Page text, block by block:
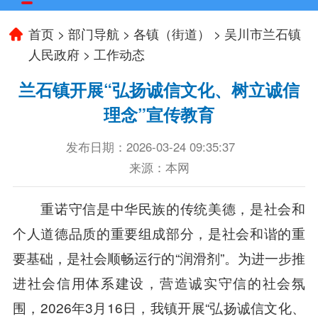
首页 >部门导航 >各镇（街道） > 吴川市兰石镇
人民政府 > 工作动态
兰石镇开展“弘扬诚信文化、树立诚信
理念”宣传教育
发布日期：2026-03-24 09:35:37
来源：本网
重诺守信是中华民族的传统美德，是社会和
个人道德品质的重要组成部分，是社会和谐的重
要基础，是社会顺畅运行的“润滑剂”。为进一步推
进社会信用体系建设，营造诚实守信的社会氛
围，2026年3月16日，我镇开展“弘扬诚信文化、